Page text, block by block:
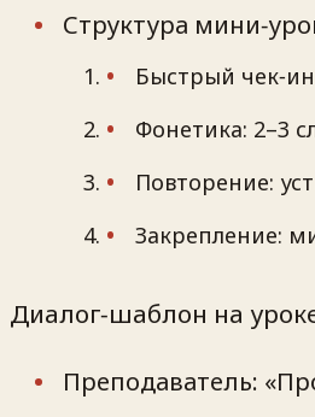
Структура
Быстрый
Фонетика: 2–3
Повторение:
Закрепление:
Диалог‑шаблон на
Преподаватель: